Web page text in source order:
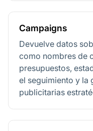
Campaigns
Devuelve datos
como nombres de
presupuestos,
el seguimiento y la
publicitarias